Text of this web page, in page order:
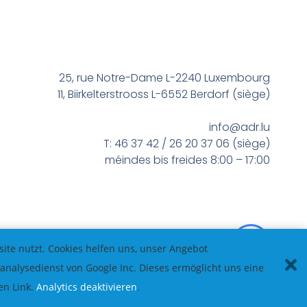
25, rue Notre-Dame L-2240 Luxembourg
11, Biirkelterstrooss L-6552 Berdorf (siège)
info@adr.lu
T: 46 37 42 / 26 20 37 06 (siège)
méindes bis freides 8:00 – 17:00
nutzt. Cookies helfen uns, unser Angebot
von Google Inc. Dieses ermöglicht uns eine
Link. Analytics deaktivieren.